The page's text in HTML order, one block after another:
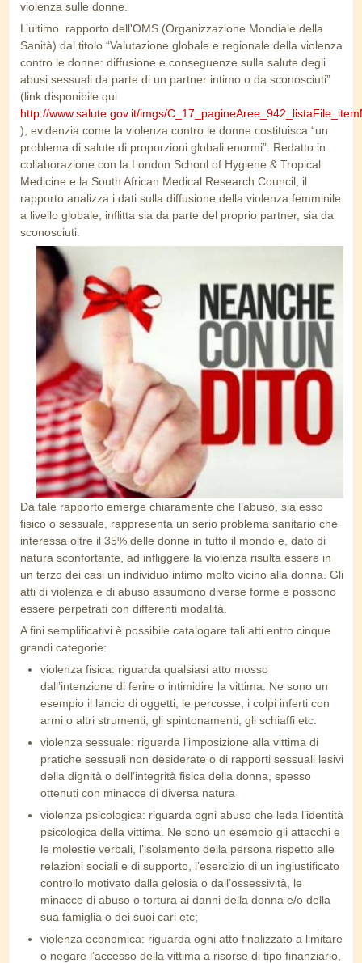
violenza sulle donne.
L’ultimo rapporto dell'OMS (Organizzazione Mondiale della
Sanità) dal titolo “Valutazione globale e regionale della violenza
contro le donne: diffusione e conseguenze sulla salute degli
abusi sessuali da parte di un partner intimo o da sconosciuti”
(link disponibile qui
http://www.salute.gov.it/imgs/
), evidenzia come la violenza contro le donne costituisca “un
problema di salute di proporzioni globali enormi”. Redatto in
collaborazione con la London School of Hygiene & Tropical
Medicine e la South African Medical Research Council, il
rapporto analizza i dati sulla diffusione della violenza femminile
a livello globale, inflitta sia da parte del proprio partner, sia da
sconosciuti.
violenza_dito.jpg
Da tale rapporto emerge chiaramente che l’abuso, sia esso
fisico o sessuale, rappresenta un serio problema sanitario che
interessa oltre il 35% delle donne in tutto il mondo e, dato di
natura sconfortante, ad infliggere la violenza risulta essere in
un terzo dei casi un individuo intimo molto vicino alla donna. Gli
atti di violenza e di abuso assumono diverse forme e possono
essere perpetrati con differenti modalità.
A fini semplificativi è possibile catalogare tali atti entro cinque
grandi categorie:
violenza fisica: riguarda qualsiasi atto mosso
dall’intenzione di ferire o intimidire la vittima. Ne sono un
esempio il lancio di oggetti, le percosse, i colpi inferti con
armi o altri strumenti, gli spintonamenti, gli schiaffi etc.
violenza sessuale: riguarda l’imposizione alla vittima di
pratiche sessuali non desiderate o di rapporti sessuali lesivi
della dignità o dell’integrità fisica della donna, spesso
ottenuti con minacce di diversa natura
violenza psicologica: riguarda ogni abuso che leda l’identità
psicologica della vittima. Ne sono un esempio gli attacchi e
le molestie verbali, l’isolamento della persona rispetto alle
relazioni sociali e di supporto, l’esercizio di un ingiustificato
controllo motivato dalla gelosia o dall’ossessività, le
minacce di abuso o tortura ai danni della donna e/o della
sua famiglia o dei suoi cari etc;
violenza economica: riguarda ogni atto finalizzato a limitare
o negare l’accesso della vittima a risorse di tipo finanziario,